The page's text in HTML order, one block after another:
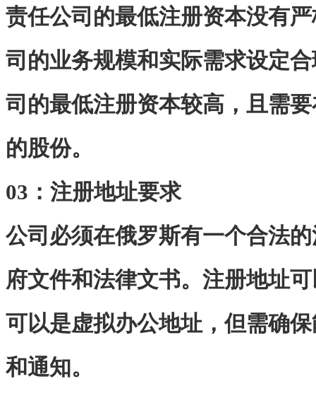
责任公司的最低注册资本没有
司的业务规模和实际需求设定
司的最低注册资本较高，且需
的股份。
03：注册地址要求
公司必须在俄罗斯有一个合法
府文件和法律文书。注册地址
可以是虚拟办公地址，但需确
和通知。